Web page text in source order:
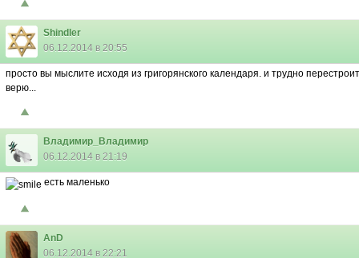
Shindler
06.12.2014 в 20:55
просто вы мыслите исходя из григорянского календаря. и трудно
верю...
Владимир_Владимир
06.12.2014 в 21:19
есть маленько
AnD
06.12.2014 в 22:21